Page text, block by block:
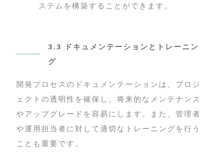
ステムを構築することができます。
3.3 ドキュメンテーションとトレーニン
グ
開発プロセスのドキュメンテーションは、プロジ
ェクトの透明性を確保し、将来的なメンテナンス
やアップグレードを容易にします。また、管理者
や運用担当者に対して適切なトレーニングを行う
ことも重要です。